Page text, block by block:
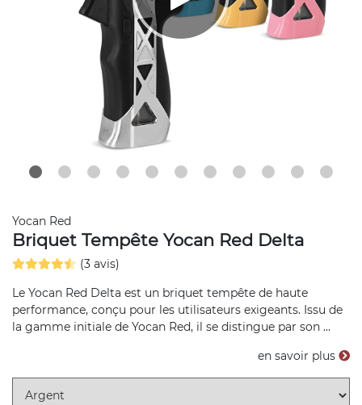
Yocan Red
Briquet Tempête Yocan Red Delta
(3 avis)
Le Yocan Red Delta est un briquet tempête de haute
performance, conçu pour les utilisateurs exigeants. Issu de
la gamme initiale de Yocan Red, il se distingue par son ...
en savoir plus